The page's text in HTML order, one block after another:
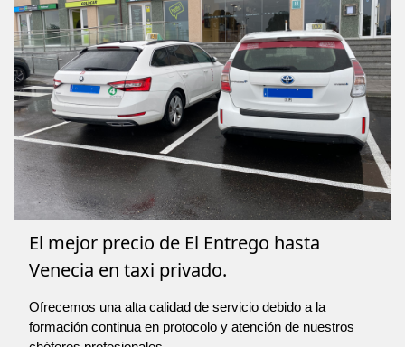
El mejor precio de El Entrego hasta
Venecia en taxi privado.
Ofrecemos una alta calidad de servicio debido a la
formación continua en protocolo y atención de nuestros